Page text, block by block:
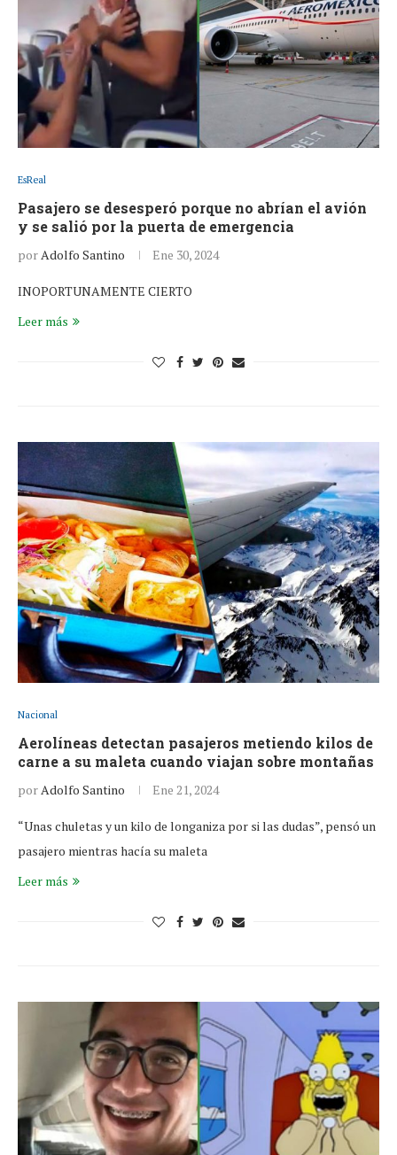
EsReal
Pasajero se desesperó porque no abrían el avión
y se salió por la puerta de emergencia
porAdolfo Santino Ene 30, 2024
INOPORTUNAMENTE CIERTO
Leer más
Nacional
Aerolíneas detectan pasajeros metiendo kilos de
carne a su maleta cuando viajan sobre montañas
porAdolfo Santino Ene 21, 2024
“Unas chuletas y un kilo de longaniza por si las dudas”, pensó un
pasajero mientras hacía su maleta
Leer más